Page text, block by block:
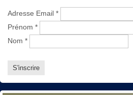
Adresse Email *
Prénom *
Nom *